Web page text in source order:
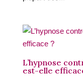
L’hypnose
est-elle